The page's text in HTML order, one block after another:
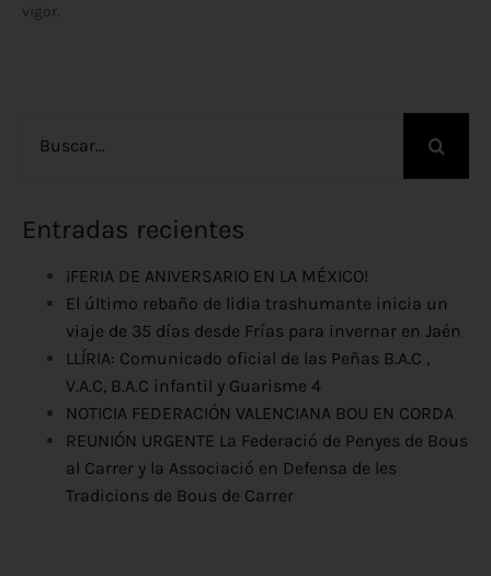
vigor.
Entradas recientes
¡FERIA DE ANIVERSARIO EN LA MÉXICO!
El último rebaño de lidia trashumante inicia un
viaje de 35 días desde Frías para invernar en Jaén
LLÍRIA: Comunicado oficial de las Peñas B.A.C ,
V.A.C, B.A.C infantil y Guarisme 4
NOTICIA FEDERACIÓN VALENCIANA BOU EN CORDA
REUNIÓN URGENTE La Federació de Penyes de Bous
al Carrer y la Associació en Defensa de les
Tradicions de Bous de Carrer